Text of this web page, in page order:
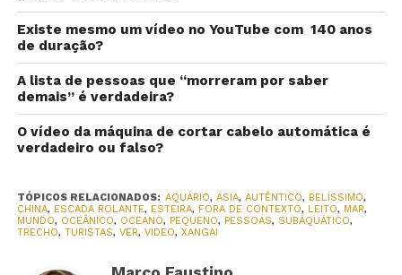
Existe mesmo um vídeo no YouTube com 140 anos
de duração?
A lista de pessoas que “morreram por saber
demais” é verdadeira?
O vídeo da máquina de cortar cabelo automática é
verdadeiro ou falso?
TÓPICOS RELACIONADOS: AQUÁRIO, ÁSIA, AUTÊNTICO, BELÍSSIMO,
CHINA, ESCADA ROLANTE, ESTEIRA, FORA DE CONTEXTO, LEITO, MAR,
MUNDO, OCEÂNICO, OCEANO, PEQUENO, PESSOAS, SUBAQUÁTICO,
TRECHO, TURISTAS, VER, VIDEO, XANGAI